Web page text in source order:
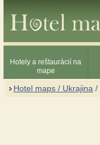
Hotely a reštaurácií na
mape
Hotel maps / Ukrajina /